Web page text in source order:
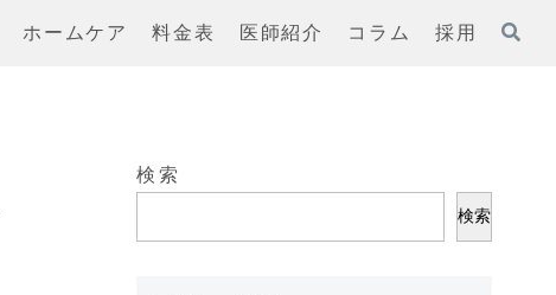
ホームケア 料金表 医師紹介 コラム 採用
検索
検索